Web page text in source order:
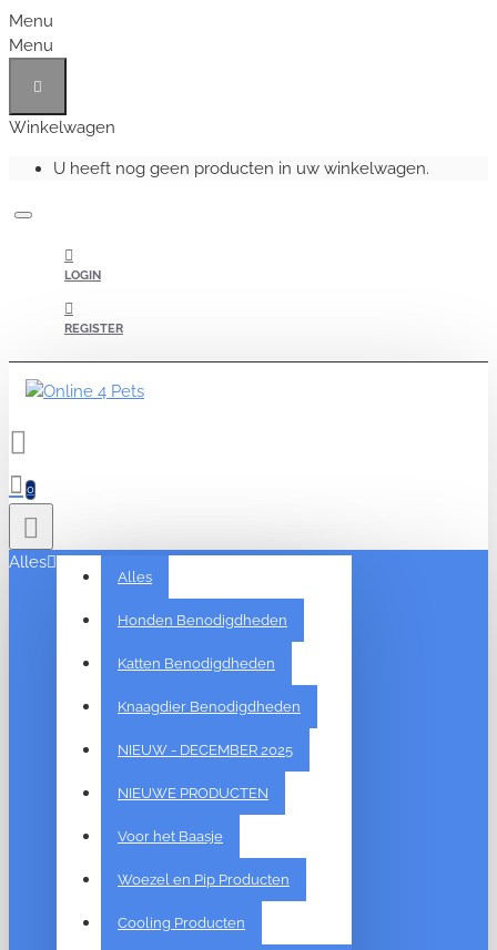
Menu
Menu
Winkelwagen
U heeft nog geen producten in uw winkelwagen.
LOGIN
REGISTER
0
Alles
Alles
Honden Benodigdheden
Katten Benodigdheden
Knaagdier Benodigdheden
NIEUW - DECEMBER 2025
NIEUWE PRODUCTEN
Voor het Baasje
Woezel en Pip Producten
Cooling Producten